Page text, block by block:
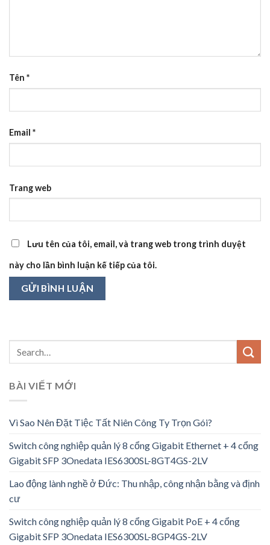
Tên *
Email *
Trang web
Lưu tên của tôi, email, và trang web trong trình duyệt
này cho lần bình luận kế tiếp của tôi.
BÀI VIẾT MỚI
Vì Sao Nên Đặt Tiệc Tất Niên Công Ty Trọn Gói?
Switch công nghiệp quản lý 8 cổng Gigabit Ethernet + 4 cổng
Gigabit SFP 3Onedata IES6300SL-8GT4GS-2LV
Lao động lành nghề ở Đức: Thu nhập, công nhận bằng và định
cư
Switch công nghiệp quản lý 8 cổng Gigabit PoE + 4 cổng
Gigabit SFP 3Onedata IES6300SL-8GP4GS-2LV